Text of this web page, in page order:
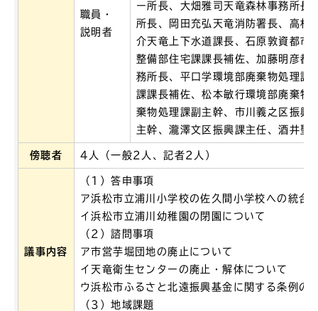
職員・
説明者
ー所長、大畑雅司天竜森林事務所長
所長、岡田充弘天竜消防署長、高村
介天竜上下水道課長、石原敦資都市
整備部住宅課課長補佐、加藤明彦都
務所長、平口学環境部廃棄物処理課
課課長補佐、松本敏行環境部廃棄物
棄物処理課副主幹、市川義之区振興
主幹、瀧澤文区振興課主任、酒井聖
傍聴者 4人（一般2人、記者2人）
議事内容
（1）答申事項
ア浜松市立浦川小学校の佐久間小学校への統合
イ浜松市立浦川幼稚園の閉園について
（2）諮問事項
ア市営芋堀団地の廃止について
イ天竜衛生センターの廃止・解体について
ウ浜松市ふるさと北遠振興基金に関する条例の
（3）地域課題